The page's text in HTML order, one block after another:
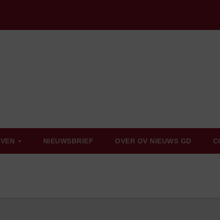
NIEUWSBRIEF OVER OV NIEUWS GD